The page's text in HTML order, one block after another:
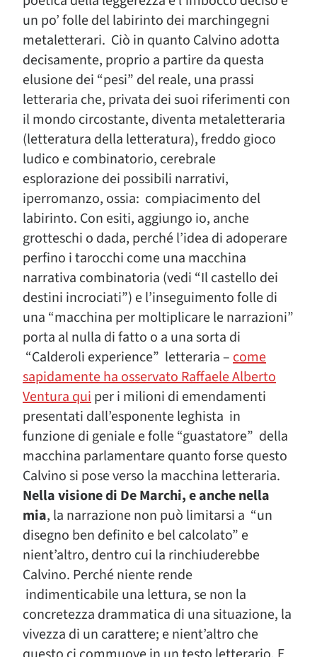
un po’ folle del labirinto dei marchingegni
metaletterari. Ciò in quanto Calvino adotta
decisamente, proprio a partire da questa
elusione dei “pesi” del reale, una prassi
letteraria che, privata dei suoi riferimenti con
il mondo circostante, diventa metaletteraria
(letteratura della letteratura), freddo gioco
ludico e combinatorio, cerebrale
esplorazione dei possibili narrativi,
iperromanzo, ossia: compiacimento del
labirinto. Con esiti, aggiungo io, anche
grotteschi o dada, perché l’idea di adoperare
perfino i tarocchi come una macchina
narrativa combinatoria (vedi “Il castello dei
destini incrociati”) e l’inseguimento folle di
una “macchina per moltiplicare le narrazioni”
porta al nulla di fatto o a una sorta di
“Calderoli experience” letteraria –come
sapidamente ha osservato Raffaele Alberto
Ventura quiper i milioni di emendamenti
presentati dall’esponente leghista in
funzione di geniale e folle “guastatore” della
macchina parlamentare quanto forse questo
Calvino si pose verso la macchina letteraria.
Nella visione di De Marchi, e anche nella
mia, la narrazione non può limitarsi a “un
disegno ben definito e bel calcolato” e
nient’altro, dentro cui la rinchiuderebbe
Calvino. Perché niente rende
indimenticabile una lettura, se non la
concretezza drammatica di una situazione, la
vivezza di un carattere; e nient’altro che